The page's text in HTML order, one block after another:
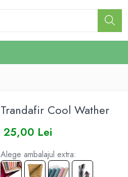
Trandafir Cool Wather
25,00 Lei
Alege ambalajul extra: